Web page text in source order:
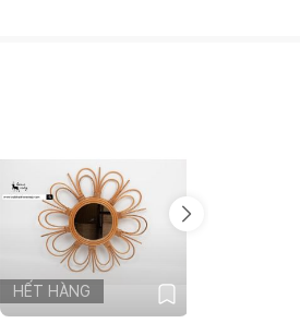
HẾT HÀNG